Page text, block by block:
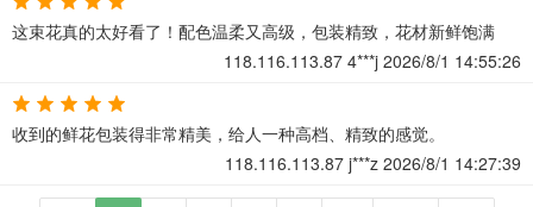
这束花真的太好看了！配色温柔又高级，包装精致，花材新鲜饱满
118.116.113.87 4***j 2026/8/1 14:55:26
收到的鲜花包装得非常精美，给人一种高档、精致的感觉。
118.116.113.87 j***z 2026/8/1 14:27:39